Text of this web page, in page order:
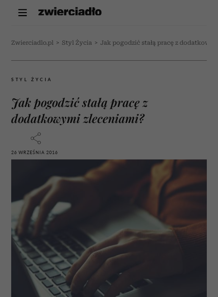
Zwierciadlo.pl > Styl Życia > Jak pogodzić stałą pracę z
STYL ŻYCIA
Jak pogodzić stałą pracę z
dodatkowymi zleceniami?
26 WRZEŚNIA 2016